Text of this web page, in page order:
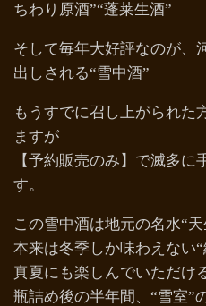
ちわり原酒”“蓬莱生酒”
そして毎年大好評なのが、
出しされる“雪中酒”
もうすでに召し上がられた
ますが
【予約販売のみ】で滅多
す。
この雪中酒は地元の名水“
本来は冬季しか味わえない
真夏にも楽しんでいただけ
瓶詰め後の半年間、“雪室”